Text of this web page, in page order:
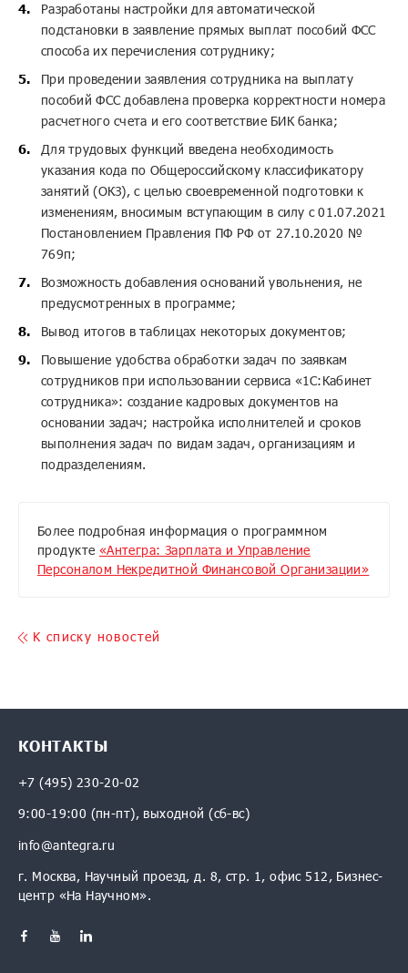
Разработаны настройки для автоматической
подстановки в заявление прямых выплат пособий ФСС
способа их перечисления сотруднику;
При проведении заявления сотрудника на выплату
пособий ФСС добавлена проверка корректности номера
расчетного счета и его соответствие БИК банка;
Для трудовых функций введена необходимость
указания кода по Общероссийскому классификатору
занятий (ОКЗ), с целью своевременной подготовки к
изменениям, вносимым вступающим в силу с 01.07.2021
Постановлением Правления ПФ РФ от 27.10.2020 №
769п;
Возможность добавления оснований увольнения, не
предусмотренных в программе;
Вывод итогов в таблицах некоторых документов;
Повышение удобства обработки задач по заявкам
сотрудников при использовании сервиса «1С:Кабинет
сотрудника»: создание кадровых документов на
основании задач; настройка исполнителей и сроков
выполнения задач по видам задач, организациям и
подразделениям.
Более подробная информация о программном
продукте «Антегра: Зарплата и Управление
Персоналом Некредитной Финансовой Организации»
K списку новостей
КОНТАКТЫ
+7 (495) 230-20-02
9:00-19:00 (пн-пт), выходной (сб-вс)
info@antegra.ru
г. Москва, Научный проезд, д. 8, стр. 1, офис 512, Бизнес-
центр «На Научном».